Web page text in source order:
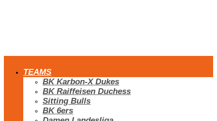
TEAMS
BK Karbon-X Dukes
BK Raiffeisen Duchess
Sitting Bulls
BK 6ers